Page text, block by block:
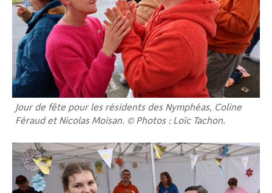
Jour de fête pour les résidents des Nymphéas, Coline
Féraud et Nicolas Moisan. © Photos : Loïc Tachon.